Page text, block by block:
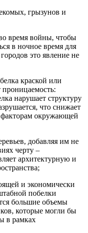
грызунов и
время войны, чтобы
в ночное время для
это явление не
краской или
проницаемость:
нарушает структуру
что снижает
факторам окружающей
добавляя им не
черту –
архитектурную и
и экономически
побелки
большие объемы
которые могли бы
в рамках